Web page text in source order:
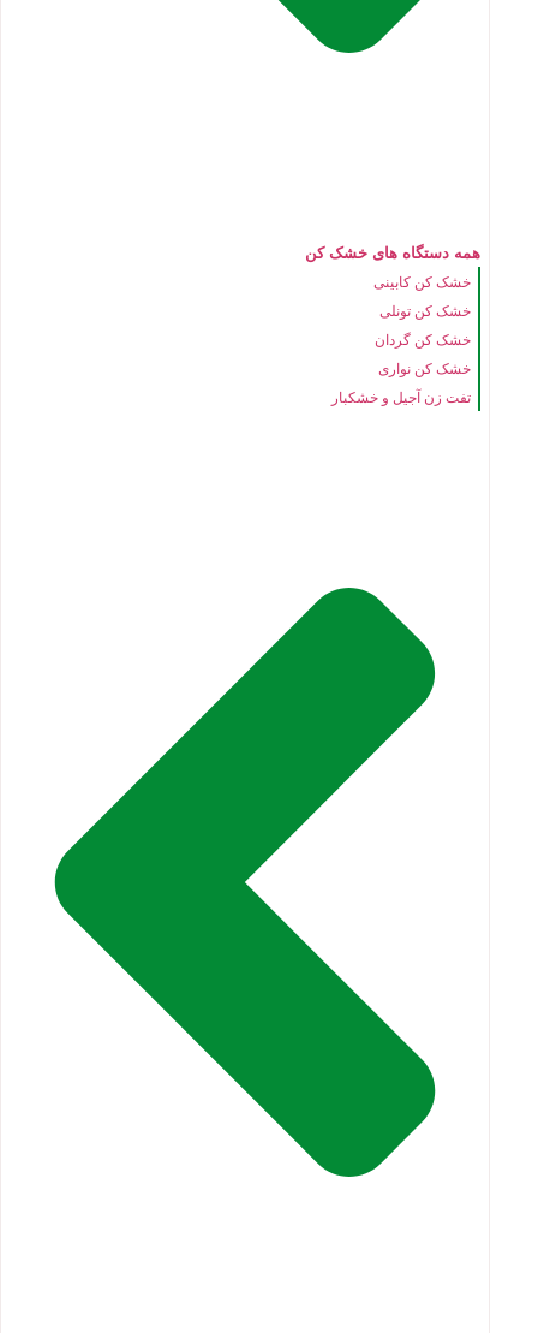
همه دستگاه های خشک کن
خشک کن کابینی
خشک کن تونلی
خشک کن گردان
خشک کن نواری
تفت زن آجیل و خشکبار